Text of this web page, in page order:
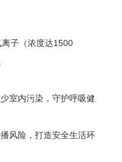
子（浓度达1500
室内污染，守护呼吸健
风险，打造安全生活环